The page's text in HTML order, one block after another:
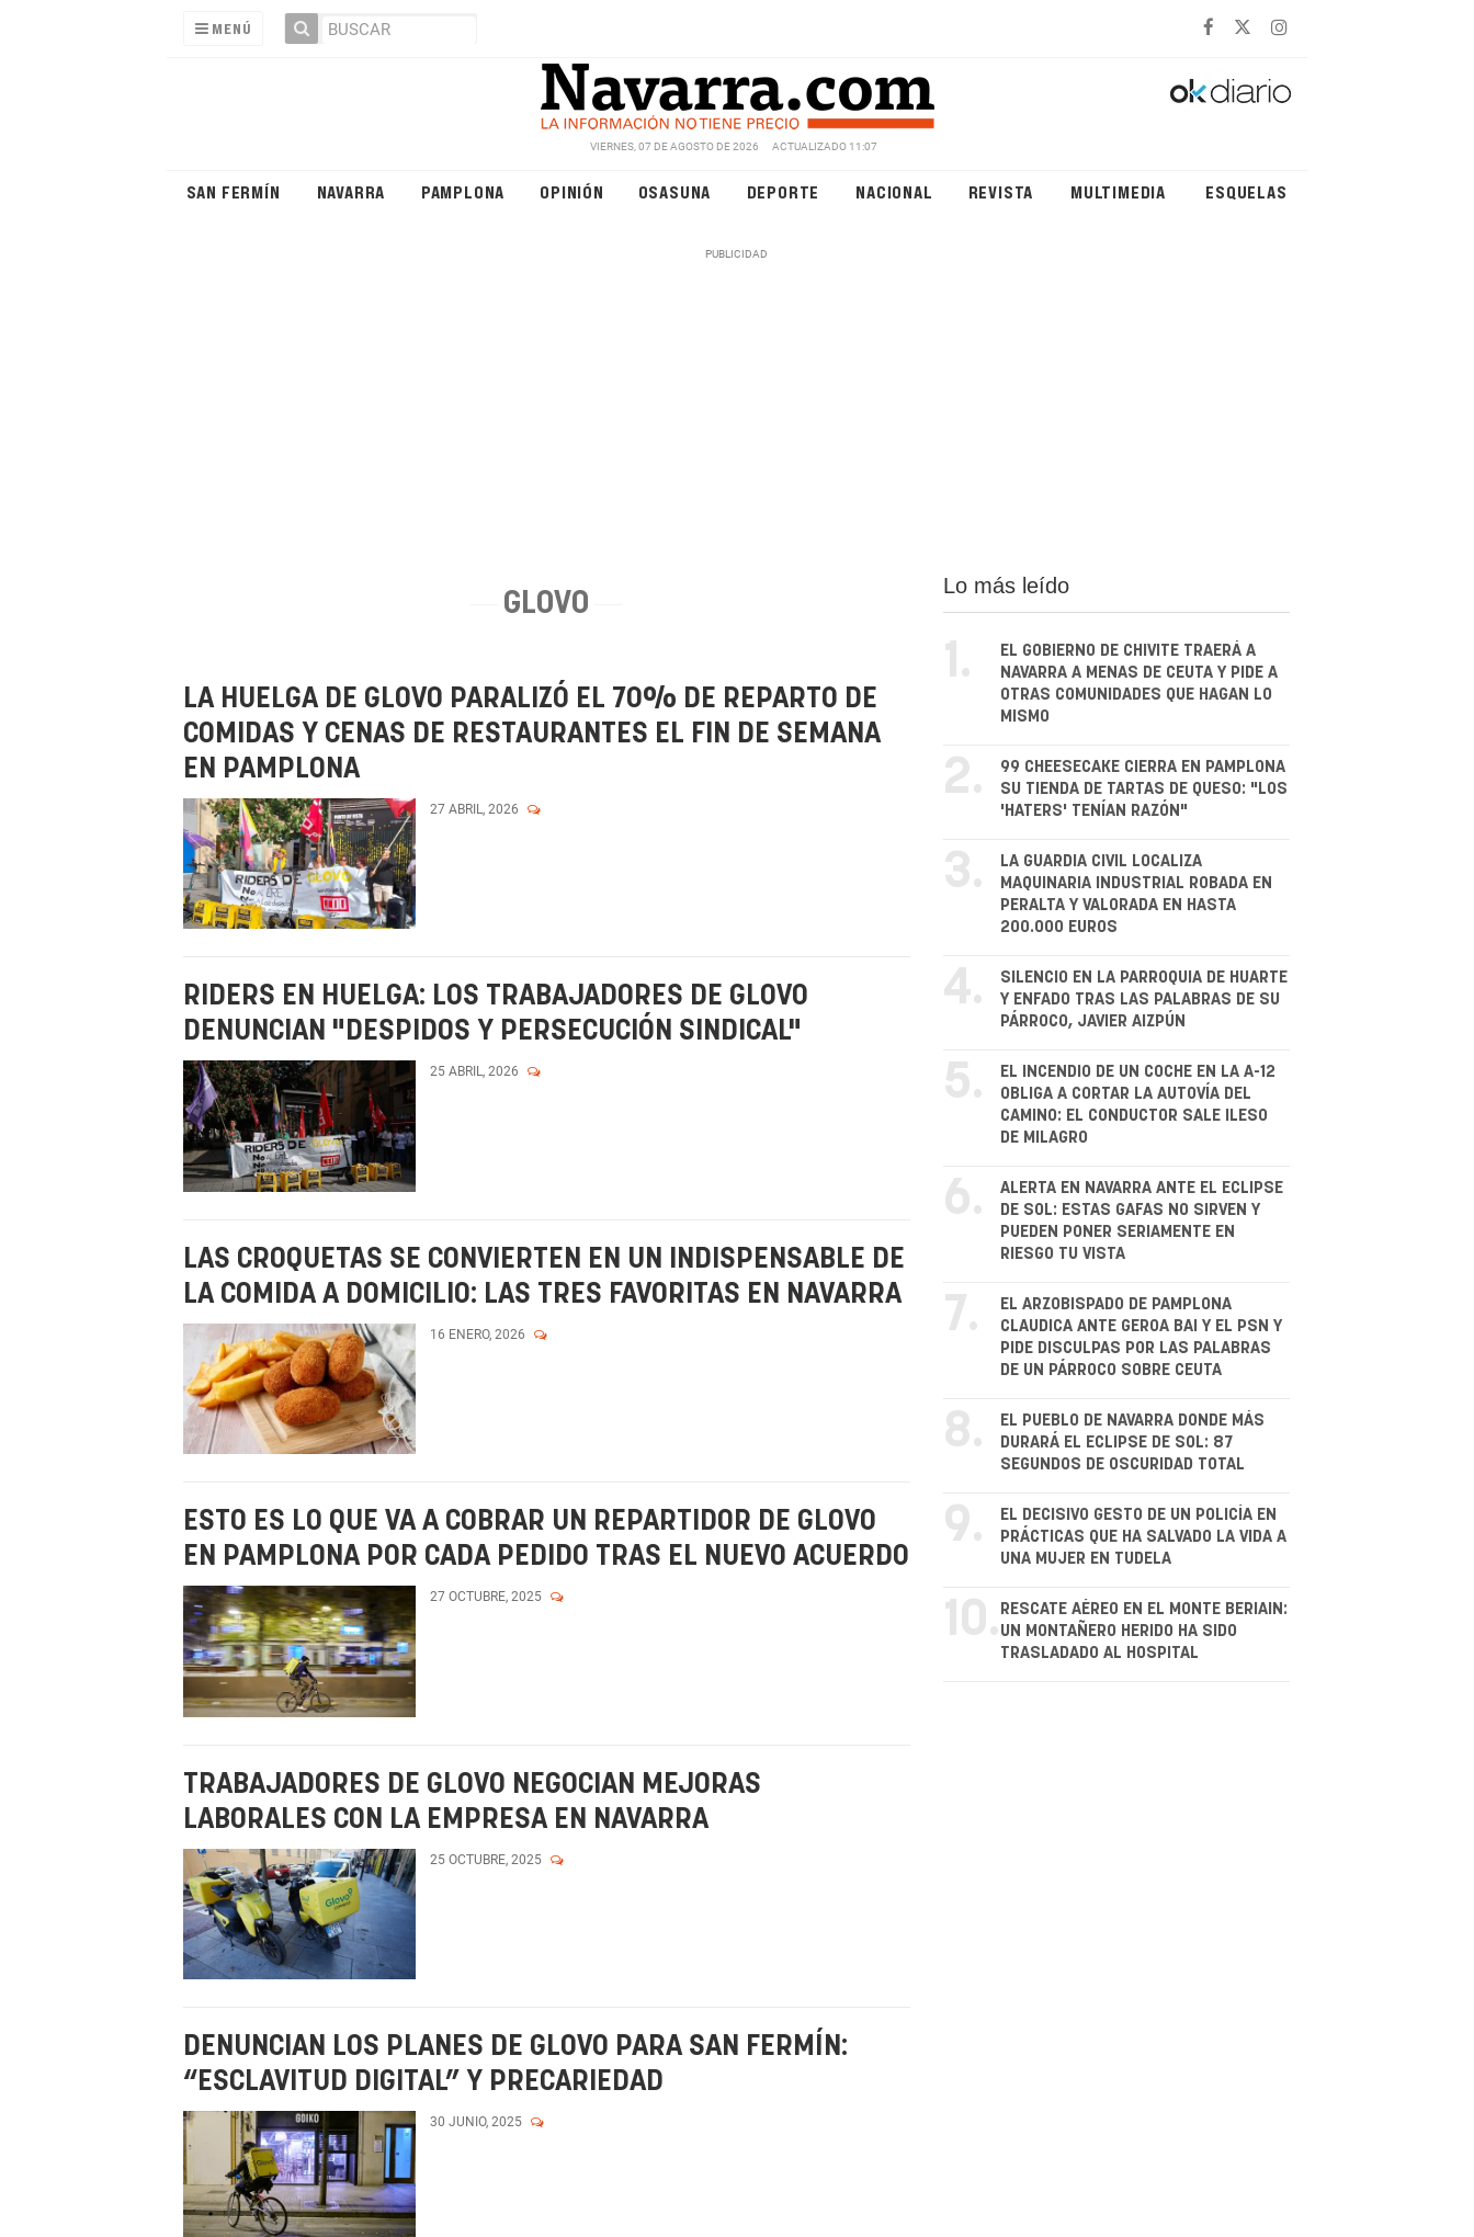
MENÚ
VIERNES, 07 DE AGOSTO DE 2026 ACTUALIZADO 11:07
SAN FERMÍN NAVARRA PAMPLONA OPINIÓN OSASUNA DEPORTE NACIONAL REVISTA MULTIMEDIA ESQUELAS
GLOVO
LA HUELGA DE GLOVO PARALIZÓ EL 70% DE REPARTO DE
COMIDAS Y CENAS DE RESTAURANTES EL FIN DE SEMANA
EN PAMPLONA
27 ABRIL, 2026
RIDERS EN HUELGA: LOS TRABAJADORES DE GLOVO
DENUNCIAN "DESPIDOS Y PERSECUCIÓN SINDICAL"
25 ABRIL, 2026
LAS CROQUETAS SE CONVIERTEN EN UN INDISPENSABLE DE
LA COMIDA A DOMICILIO: LAS TRES FAVORITAS EN NAVARRA
16 ENERO, 2026
ESTO ES LO QUE VA A COBRAR UN REPARTIDOR DE GLOVO
EN PAMPLONA POR CADA PEDIDO TRAS EL NUEVO ACUERDO
27 OCTUBRE, 2025
TRABAJADORES DE GLOVO NEGOCIAN MEJORAS
LABORALES CON LA EMPRESA EN NAVARRA
25 OCTUBRE, 2025
DENUNCIAN LOS PLANES DE GLOVO PARA SAN FERMÍN:
“ESCLAVITUD DIGITAL” Y PRECARIEDAD
30 JUNIO, 2025
Lo más leído
1.
EL GOBIERNO DE CHIVITE TRAERÁ A
NAVARRA A MENAS DE CEUTA Y PIDE A
OTRAS COMUNIDADES QUE HAGAN LO
MISMO
2.
99 CHEESECAKE CIERRA EN PAMPLONA
SU TIENDA DE TARTAS DE QUESO: "LOS
'HATERS' TENÍAN RAZÓN"
3.
LA GUARDIA CIVIL LOCALIZA
MAQUINARIA INDUSTRIAL ROBADA EN
PERALTA Y VALORADA EN HASTA
200.000 EUROS
4.
SILENCIO EN LA PARROQUIA DE HUARTE
Y ENFADO TRAS LAS PALABRAS DE SU
PÁRROCO, JAVIER AIZPÚN
5.
EL INCENDIO DE UN COCHE EN LA A-12
OBLIGA A CORTAR LA AUTOVÍA DEL
CAMINO: EL CONDUCTOR SALE ILESO
DE MILAGRO
6.
ALERTA EN NAVARRA ANTE EL ECLIPSE
DE SOL: ESTAS GAFAS NO SIRVEN Y
PUEDEN PONER SERIAMENTE EN
RIESGO TU VISTA
7.
EL ARZOBISPADO DE PAMPLONA
CLAUDICA ANTE GEROA BAI Y EL PSN Y
PIDE DISCULPAS POR LAS PALABRAS
DE UN PÁRROCO SOBRE CEUTA
8.
EL PUEBLO DE NAVARRA DONDE MÁS
DURARÁ EL ECLIPSE DE SOL: 87
SEGUNDOS DE OSCURIDAD TOTAL
9.
EL DECISIVO GESTO DE UN POLICÍA EN
PRÁCTICAS QUE HA SALVADO LA VIDA A
UNA MUJER EN TUDELA
10. RESCATE AÉREO EN EL MONTE BERIAIN:
UN MONTAÑERO HERIDO HA SIDO
TRASLADADO AL HOSPITAL